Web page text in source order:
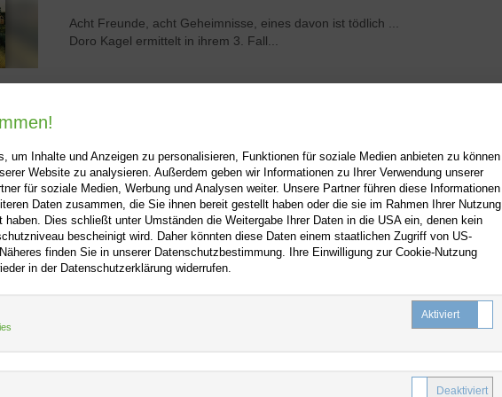
Acht Freunde, acht Geheimnisse, eines davon ist tödlich ...
Doro Kagel ermittelt in ihrem 3. Fall...
+ Hilfe+
um Inhalte und Anzeigen zu personalisieren, Funktionen für soziale Medien anbieten zu können
Website zu analysieren. Außerdem geben wir Informationen zu Ihrer Verwendung unserer
für soziale Medien, Werbung und Analysen weiter. Unsere Partner führen diese Informationen
Daten zusammen, die Sie ihnen bereit gestellt haben oder die sie im Rahmen Ihrer Nutzung
haben. Dies schließt unter Umständen die Weitergabe Ihrer Daten in die USA ein, denen kein
bescheinigt wird. Daher könnten diese Daten einem staatlichen Zugriff von US-
finden Sie in unserer Datenschutzbestimmung. Ihre Einwilligung zur Cookie-Nutzung
in der Datenschutzerklärung widerrufen.